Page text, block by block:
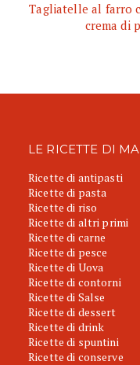
Tagliatelle al farro
crema di
LE RICETTE DI
Ricette di antipasti
Ricette di pasta
Ricette di riso
Ricette di altri primi
Ricette di carne
Ricette di pesce
Ricette di Uova
Ricette di contorni
Ricette di Salse
Ricette di dessert
Ricette di drink
Ricette di spuntini
Ricette di conserve